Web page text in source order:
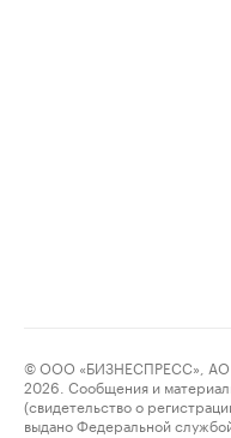
© ООО «БИЗНЕСПРЕСС», АО
2026. Сообщения и
(свидетельство о
выдано Федеральной